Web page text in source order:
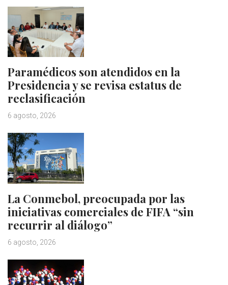
Paramédicos son atendidos en la
Presidencia y se revisa estatus de
reclasificación
6 agosto, 2026
La Conmebol, preocupada por las
iniciativas comerciales de FIFA “sin
recurrir al diálogo”
6 agosto, 2026